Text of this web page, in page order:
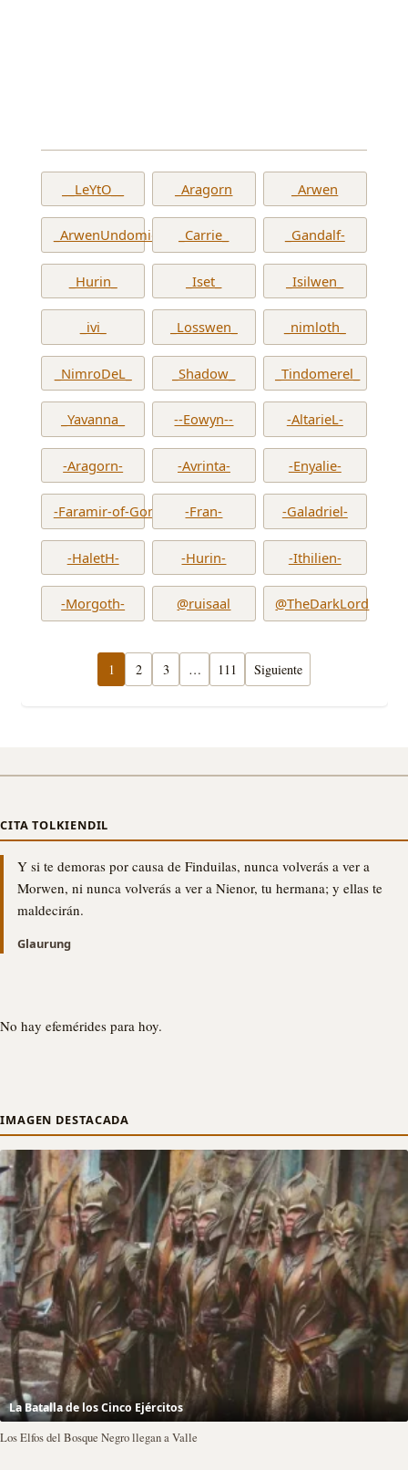
__LeYtO__ _Aragorn _Arwen
_ArwenUndomiel_ _Carrie_ _Gandalf-
_Hurin_ _Iset_ _Isilwen_
_ivi_ _Losswen_ _nimloth_
_NimroDeL_ _Shadow_ _Tindomerel_
_Yavanna_ --Eowyn-- -AltarieL-
-Aragorn- -Avrinta- -Enyalie-
-Faramir-of-Gondor- -Fran- -Galadriel-
-HaletH- -Hurin- -Ithilien-
-Morgoth- @ruisaal @TheDarkLord
1 2 3 … 111 Siguiente
CITA TOLKIENDIL
Y si te demoras por causa de Finduilas, nunca volverás a ver a
Morwen, ni nunca volverás a ver a Nienor, tu hermana; y ellas te
maldecirán.
Glaurung
No hay efemérides para hoy.
IMAGEN DESTACADA
La Batalla de los Cinco Ejércitos
Los Elfos del Bosque Negro llegan a Valle